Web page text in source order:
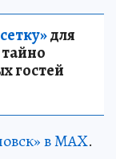
для
гостей
в MAX.